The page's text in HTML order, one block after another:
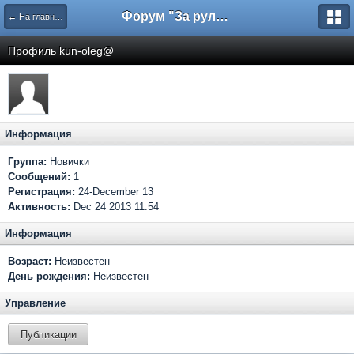
← На главную Форум "За рулем"
Профиль kun-oleg@
Информация
Группа: Новички
Сообщений: 1
Регистрация: 24-December 13
Активность: Dec 24 2013 11:54
Информация
Возраст: Неизвестен
День рождения: Неизвестен
Управление
Публикации